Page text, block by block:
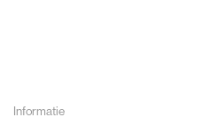
Informatie